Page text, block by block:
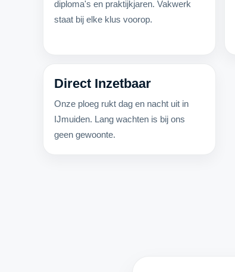
diploma's en praktijkjaren. Vakwerk
staat bij elke klus voorop.
Direct Inzetbaar
Onze ploeg rukt dag en nacht uit in
IJmuiden. Lang wachten is bij ons
geen gewoonte.